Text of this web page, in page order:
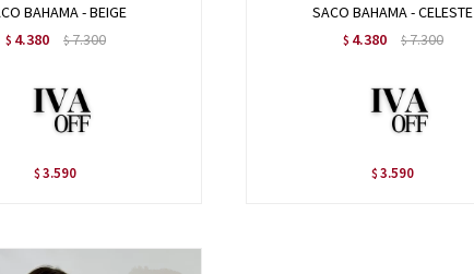
BAHAMA - BEIGE
$ 4.380 $7.300
$ 3.590
SACO BAHAMA - CELESTE
$ 4.380 $7.300
$ 3.590